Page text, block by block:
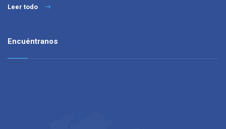
Leer todo
Encuéntranos